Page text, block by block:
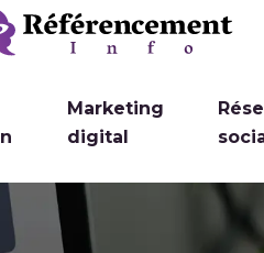
Marketing
digital